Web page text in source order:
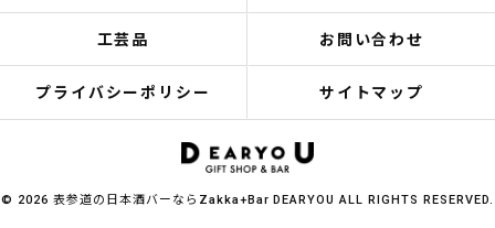
工芸品 お問い合わせ
プライバシーポリシー サイトマップ
© 2026 表参道の日本酒バーならZakka+Bar DEARYOU ALL RIGHTS RESERVED.